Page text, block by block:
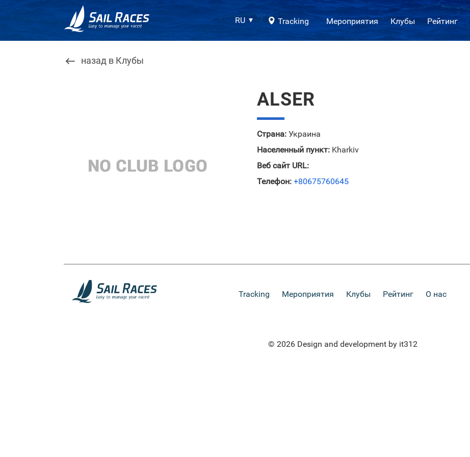
RU Tracking Мероприятия Клубы Рейтинг
назад в Клубы
ALSER
Страна: Украина
Населенный пункт: Kharkiv
Веб сайт URL:
Телефон: +80675760645
Tracking Мероприятия Клубы Рейтинг О нас
© 2026 Design and development by it312